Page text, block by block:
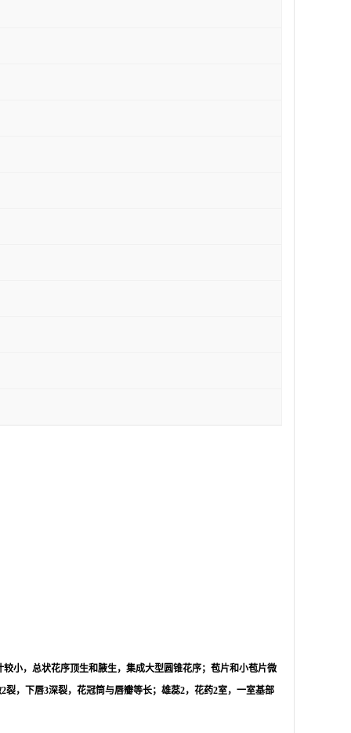
小，总状花序顶生和腋生，集成大型圆锥花序；苞片和小苞片微
，下唇3深裂，花冠筒与唇瓣等长；雄蕊2，花药2室，一室基部